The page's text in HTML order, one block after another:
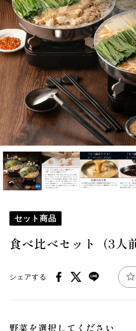
セット商品
食べ比べセット（3人
シェアする
野菜を選択してください